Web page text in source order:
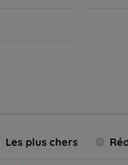
Les plus chers